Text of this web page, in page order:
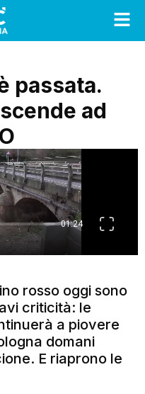
passata.
ad
rosso oggi sono
criticità: le
a piovere
domani
E riaprono le